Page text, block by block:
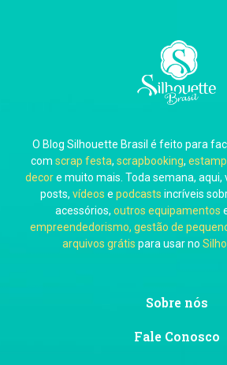
Carla Eschberger
Carol Pessoa
Ju Mirthes
O Blog Silhouette Brasil é feito para
com scrap festa, scrapbooking,
decore muito mais. Toda semana, aqui,
posts, vídeos e podcasts incríveis
acessórios, outros equipamentos
empreendedorismo, gestão de
arquivos grátis para usar no
Sobre nós
Fale Conosco